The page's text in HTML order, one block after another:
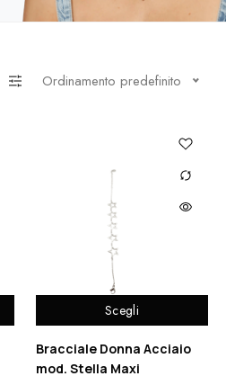
Ordinamento predefinito
Scegli
Bracciale Donna Acciaio
mod. Stella Maxi